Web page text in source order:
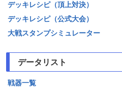
デッキレシピ（頂上対決）
デッキレシピ（公式大会）
大戦スタンプシミュレーター
データリスト
戦器一覧